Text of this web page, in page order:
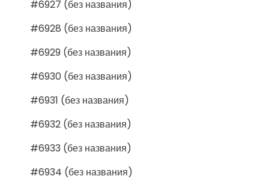
#6927 (без названия)
#6928 (без названия)
#6929 (без названия)
#6930 (без названия)
#6931 (без названия)
#6932 (без названия)
#6933 (без названия)
#6934 (без названия)